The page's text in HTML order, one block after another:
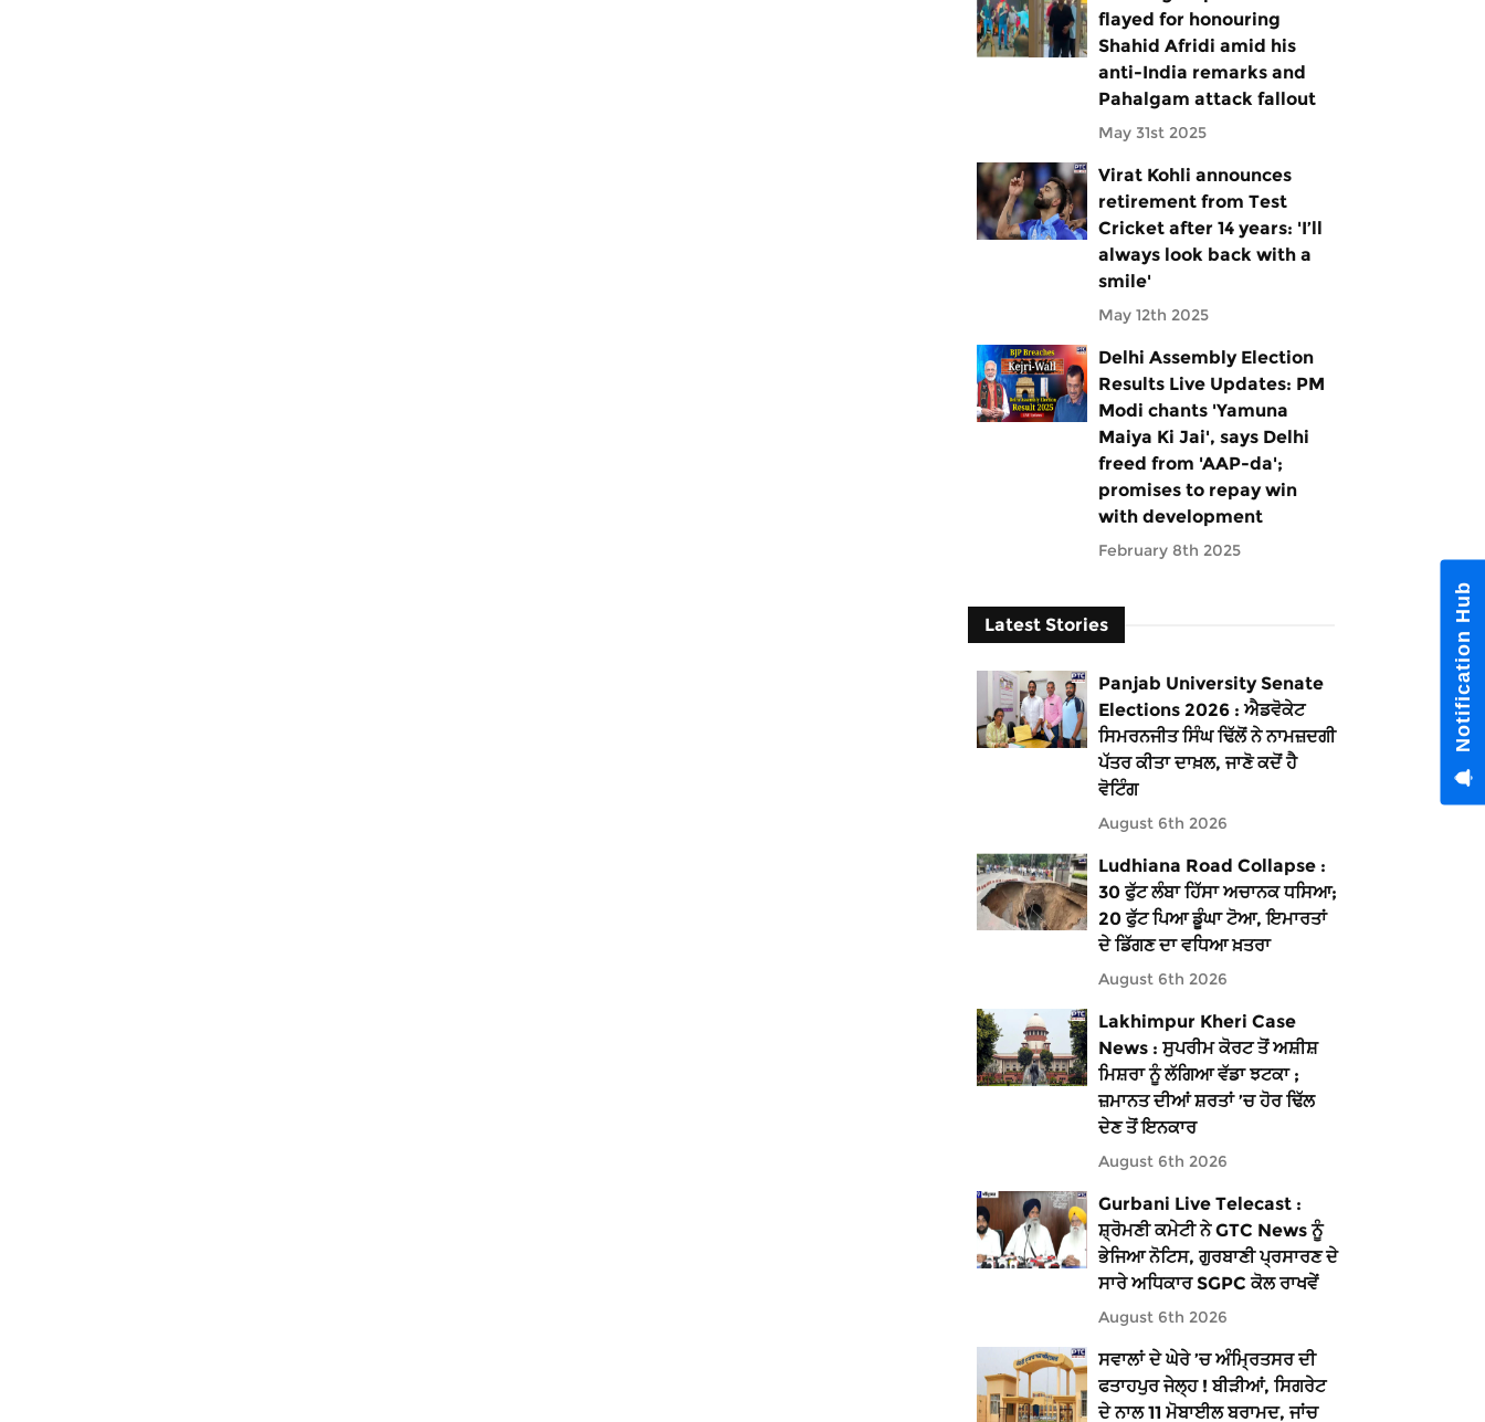
flayed for honouring
Shahid Afridi amid his
anti-India remarks and
Pahalgam attack fallout
May 31st 2025
Virat Kohli announces
retirement from Test
Cricket after 14 years: 'I’ll
always look back with a
smile'
May 12th 2025
Delhi Assembly Election
Results Live Updates: PM
Modi chants 'Yamuna
Maiya Ki Jai', says Delhi
freed from 'AAP-da';
promises to repay win
with development
February 8th 2025
Latest Stories
Panjab University Senate
Elections 2026 : ਐਡਵੋਕੇਟ
ਸਿਮਰਨਜੀਤ ਸਿੰਘ ਢਿੱਲੋਂ ਨੇ ਨਾਮਜ਼ਦਗੀ
ਪੱਤਰ ਕੀਤਾ ਦਾਖ਼ਲ, ਜਾਣੋ ਕਦੋਂ ਹੈ
ਵੋਟਿੰਗ
August 6th 2026
Ludhiana Road Collapse :
30 ਫੁੱਟ ਲੰਬਾ ਹਿੱਸਾ ਅਚਾਨਕ ਧਸਿਆ;
20 ਫੁੱਟ ਪਿਆ ਡੂੰਘਾ ਟੋਆ, ਇਮਾਰਤਾਂ
ਦੇ ਡਿੱਗਣ ਦਾ ਵਧਿਆ ਖ਼ਤਰਾ
August 6th 2026
Lakhimpur Kheri Case
News : ਸੁਪਰੀਮ ਕੋਰਟ ਤੋਂ ਅਸ਼ੀਸ਼
ਮਿਸ਼ਰਾ ਨੂੰ ਲੱਗਿਆ ਵੱਡਾ ਝਟਕਾ ;
ਜ਼ਮਾਨਤ ਦੀਆਂ ਸ਼ਰਤਾਂ ’ਚ ਹੋਰ ਢਿੱਲ
ਦੇਣ ਤੋਂ ਇਨਕਾਰ
August 6th 2026
Gurbani Live Telecast :
ਸ਼੍ਰੋਮਣੀ ਕਮੇਟੀ ਨੇ GTC News ਨੂੰ
ਭੇਜਿਆ ਨੋਟਿਸ, ਗੁਰਬਾਣੀ ਪ੍ਰਸਾਰਣ ਦੇ
ਸਾਰੇ ਅਧਿਕਾਰ SGPC ਕੋਲ ਰਾਖਵੇਂ
August 6th 2026
ਸਵਾਲਾਂ ਦੇ ਘੇਰੇ ’ਚ ਅੰਮ੍ਰਿਤਸਰ ਦੀ
ਫਤਾਹਪੁਰ ਜੇਲ੍ਹ ! ਬੀੜੀਆਂ, ਸਿਗਰੇਟ
ਦੇ ਨਾਲ 11 ਮੋਬਾਈਲ ਬਰਾਮਦ, ਜਾਂਚ
Notification Hub